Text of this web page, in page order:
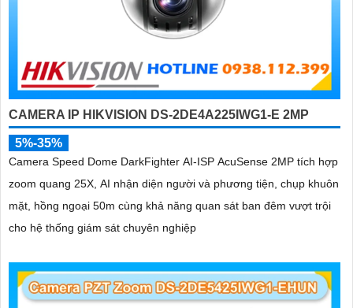
CAMERA IP HIKVISION DS-2DE4A225IWG1-E 2MP
5%-35%
Camera Speed Dome DarkFighter AI-ISP AcuSense 2MP tích hợp
zoom quang 25X, AI nhận diện người và phương tiện, chụp khuôn
mặt, hồng ngoại 50m cùng khả năng quan sát ban đêm vượt trội
cho hệ thống giám sát chuyên nghiệp